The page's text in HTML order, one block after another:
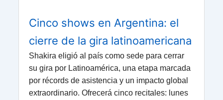
Cinco shows en Argentina: el
cierre de la gira latinoamericana
Shakira eligió al país como sede para cerrar
su gira por Latinoamérica, una etapa marcada
por récords de asistencia y un impacto global
extraordinario. Ofrecerá cinco recitales: lunes